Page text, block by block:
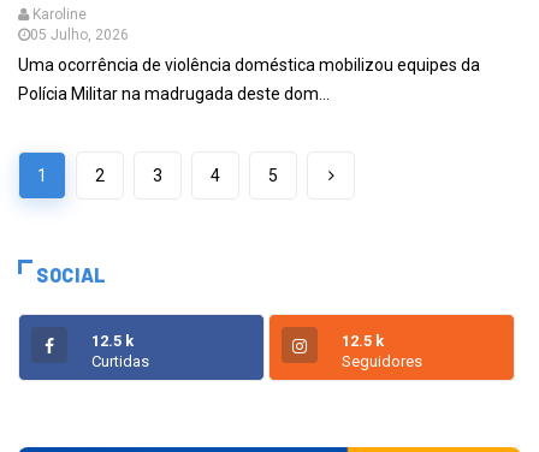
Karoline
05 Julho, 2026
Uma ocorrência de violência doméstica mobilizou equipes da
Polícia Militar na madrugada deste dom...
1 2 3 4 5
SOCIAL
12.5 k
Curtidas
12.5 k
Seguidores